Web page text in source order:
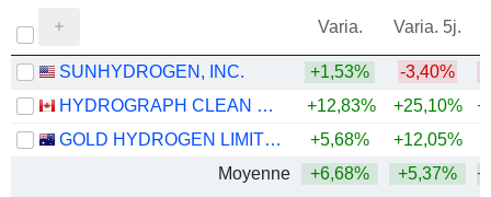
Varia. Varia. 5j.
SUNHYDROGEN, INC. +1,53% -3,40%
HYDROGRAPH CLEAN POWER INC.
+12,83% +25,10%
GOLD HYDROGEN LIMITED
+5,68% +12,05%
Moyenne
+6,68% +5,37%